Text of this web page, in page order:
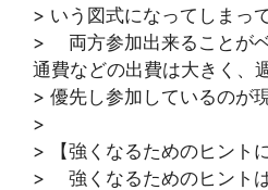
> いう図式になってしまっ
> 両方参加出来ることが
通費などの出費は大きく、
> 優先し参加しているのが
>
> 【強くなるためのヒント
> 強くなるためのヒント